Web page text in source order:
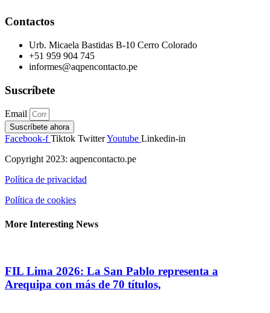
Contactos
Urb. Micaela Bastidas B-10 Cerro Colorado
+51 959 904 745
informes@aqpencontacto.pe
Suscríbete
Email
Suscríbete ahora
Facebook-f Tiktok TwitterYoutube Linkedin-in
Copyright 2023: aqpencontacto.pe
Política de privacidad
Política de cookies
More Interesting News
FIL Lima 2026: La San Pablo representa a
Arequipa con más de 70 títulos,